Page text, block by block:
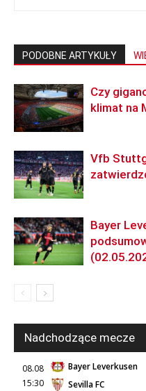
PODOBNE ARTYKUŁY
Czy
klimat na
Vfb
Bayer
Nadchodzące mecze
08.08
15:30
Bayer Leverkusen
Sevilla FC